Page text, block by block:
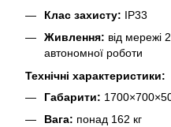
Клас захисту: IP33
Живлення: від мережі
автономної роботи
Технічні характеристики:
Габарити:
Вага: понад 162 кг